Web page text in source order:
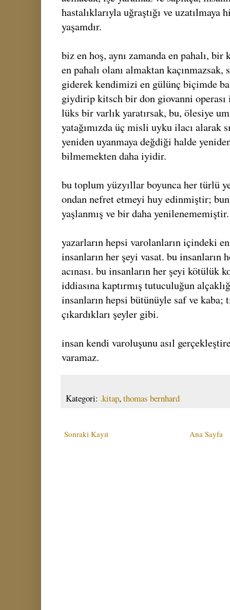
hastalıklarıyla uğraştığı ve uzatılmaya
yaşamdır.
biz en hoş, aynı zamanda en pahalı,
en pahalı olanı almaktan kaçınmazsak,
giderek kendimizi en gülünç biçimde
giydirip kitsch bir don giovanni
lüks bir varlık yaratırsak, bu, ölesiye
yatağımızda üç misli uyku ilacı alarak
yeniden uyanmaya değdiği halde
bilmemekten daha iyidir.
bu toplum yüzyıllar boyunca her türlü
ondan nefret etmeyi huy edinmiştir;
yaşlanmış ve bir daha yenilenememiştir.
yazarların hepsi varolanların içindeki
insanların her şeyi vasat. bu insanların
acınası. bu insanların her şeyi kötülük
iddiasına kaptırmış tutuculuğun
insanların hepsi bütünüyle saf ve kaba;
çıkardıkları şeyler gibi.
insan kendi varoluşunu asıl
varamaz.
Kategori: .kitap,thomas bernhard
Sonraki Kayıt Ana Sayfa